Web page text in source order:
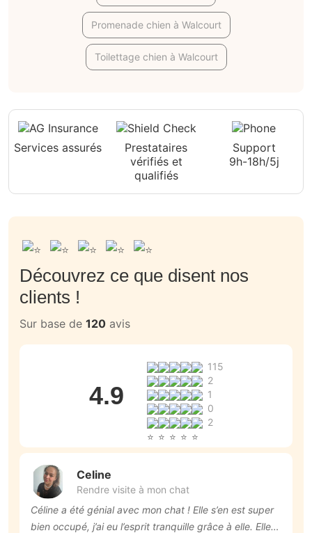
Promenade chien à Walcourt
Toilettage chien à Walcourt
Services assurés
Prestataires
vérifiés et
qualifiés
Support
9h-18h/5j
Découvrez ce que disent nos
clients !
Sur base de 120 avis
4.9
115
2
1
0
2
Celine
Rendre visite à mon chat
Céline a été génial avec mon chat ! Elle s’en est super
bien occupé, j’ai eu l’esprit tranquille grâce à elle. Elle